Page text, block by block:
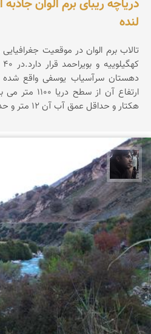
دریاچه ریبای برم الوان
لنده
دهستان سرآسیاب یوسفی واقع
هکتار و حداقل عمق آب آن 12 متر و حداکثر 30 متر می باشد .
حامد محمدی